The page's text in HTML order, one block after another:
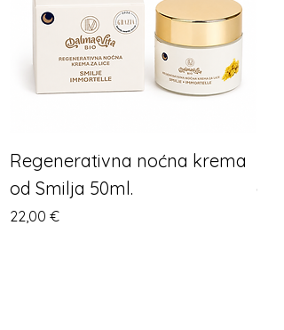
Regenerativna noćna krema
od Smilja 50ml.
Cijena
22,00 €
od